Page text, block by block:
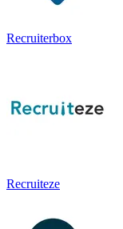
Recruiterbox
Recruiteze